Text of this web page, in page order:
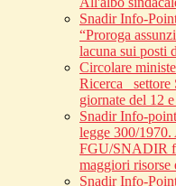
Snadir Info-
“Proroga
lacuna sui posti
Circolare
Ricerca_
giornate del 12
Snadir Info-
legge 300/1970.
FGU/SNADIR
maggiori risorse
Snadir Info-